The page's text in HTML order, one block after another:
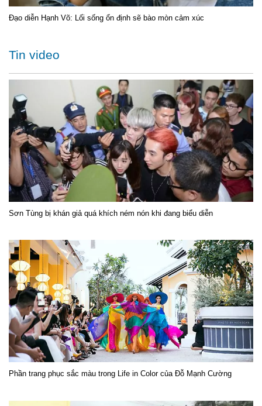
Đạo diễn Hạnh Võ: Lối sống ổn định sẽ bào mòn cảm xúc
Tin video
Sơn Tùng bị khán giả quá khích ném nón khi đang biểu diễn
Phần trang phục sắc màu trong Life in Color của Đỗ Mạnh Cường